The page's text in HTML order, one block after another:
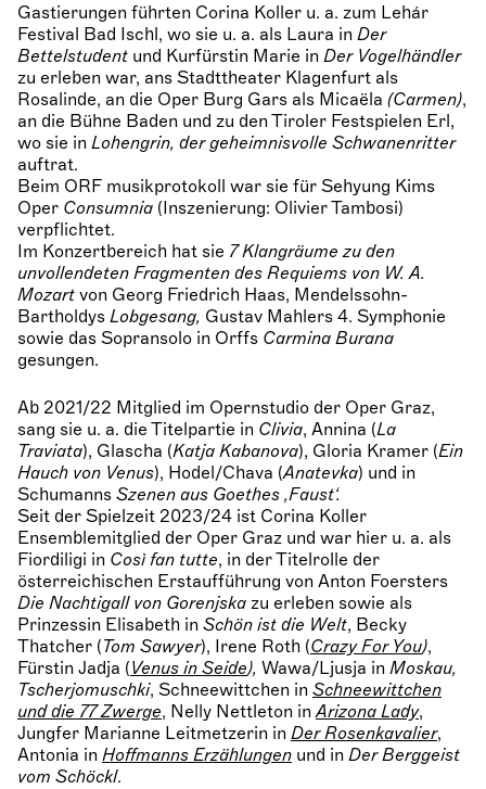
Gastierungen führten Corina Koller u. a. zum Lehár
Festival Bad Ischl, wo sie u. a. als Laura in Der
Bettelstudent und Kurfürstin Marie in Der Vogelhändler
zu erleben war, ans Stadttheater Klagenfurt als
Rosalinde, an die Oper Burg Gars als Micaëla (Carmen),
an die Bühne Baden und zu den Tiroler Festspielen Erl,
wo sie in Lohengrin, der geheimnisvolle Schwanenritter
auftrat.
Beim ORF musikprotokoll war sie für Sehyung Kims
Oper Consumnia (Inszenierung: Olivier Tambosi)
verpflichtet.
Im Konzertbereich hat sie 7 Klangräume zu den
unvollendeten Fragmenten des Requiems von W. A.
Mozart von Georg Friedrich Haas, Mendelssohn-
Bartholdys Lobgesang, Gustav Mahlers 4. Symphonie
sowie das Sopransolo in Orffs Carmina Burana
gesungen.
Ab 2021/22 Mitglied im Opernstudio der Oper Graz,
sang sie u. a. die Titelpartie in Clivia, Annina (La
Traviata), Glascha (Katja Kabanova), Gloria Kramer (Ein
Hauch von Venus), Hodel/Chava (Anatevka) und in
Schumanns Szenen aus Goethes ,Faust‘.
Seit der Spielzeit 2023/24 ist Corina Koller
Ensemblemitglied der Oper Graz und war hier u. a. als
Fiordiligi in Così fan tutte, in der Titelrolle der
österreichischen Erstaufführung von Anton Foersters
Die Nachtigall von Gorenjska zu erleben sowie als
Prinzessin Elisabeth in Schön ist die Welt, Becky
Thatcher (Tom Sawyer), Irene Roth (Crazy For You),
Fürstin Jadja (Venus in Seide), Wawa/Ljusja in Moskau,
Tscherjomuschki, Schneewittchen in Schneewittchen
und die 77 Zwerge, Nelly Nettleton inArizona Lady,
Jungfer Marianne Leitmetzerin in Der Rosenkavalier,
Antonia in Hoffmanns Erzählungen und in Der Berggeist
vom Schöckl.